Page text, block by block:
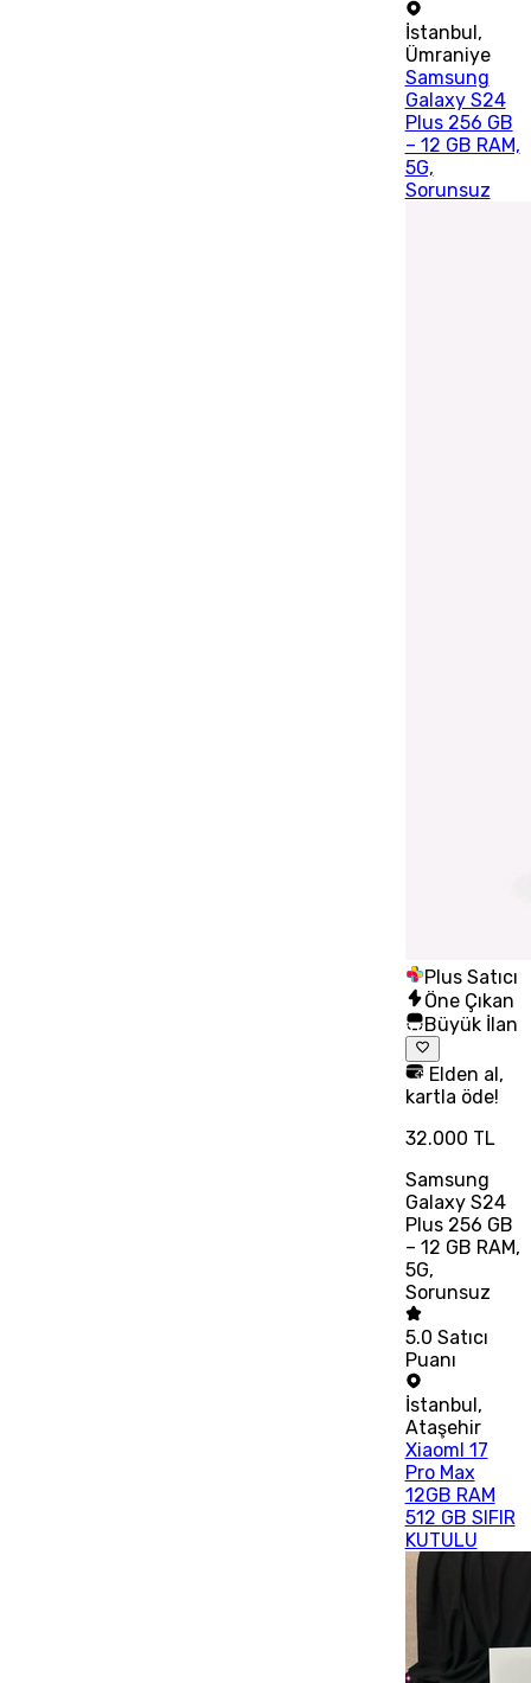
İstanbul,
Ümraniye
Samsung
Galaxy S24
Plus 256 GB
– 12 GB RAM,
5G,
Sorunsuz
Plus Satıcı
Öne Çıkan
Büyük İlan
Elden al,
kartla öde!
32.000 TL
Samsung
Galaxy S24
Plus 256 GB
– 12 GB RAM,
5G,
Sorunsuz
5.0 Satıcı
Puanı
İstanbul ,
Ataşehir
XiaomI 17
Pro Max
12GB RAM
512 GB SIFIR
KUTULU